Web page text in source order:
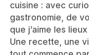
cuisine : avec
gastronomie, de
que j’aime les
Une recette, une